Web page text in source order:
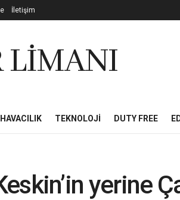
İletişim
LİMANI
HAVACILIK TEKNOLOJI DUTY FREE
yerine